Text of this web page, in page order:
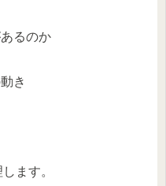
るのか
き
ます。